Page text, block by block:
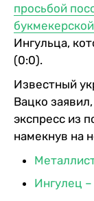
просьбой
Ингульца,
(0:0).
Известный
Вацко
экспресс из
намекнув на
Ингулец